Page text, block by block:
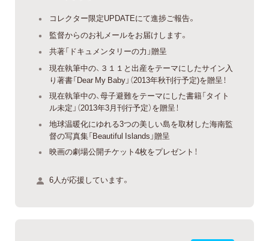
コレクター限定UPDATEにて進捗ご報告。
監督からのお礼メールをお届けします。
共著「ドキュメンタリーの力」贈呈
現在執筆中の、３１１と出産をテーマにしたサイン入
り著書「Dear My Baby」（2013年秋刊行予定)を贈呈！
現在執筆中の、母子避難をテーマにした書籍「タイト
ル未定」（2013年3月刊行予定）を贈呈！
地球温暖化にゆれる3つの美しい島を取材した海南監
督の写真集「Beautiful Islands」贈呈
映画の劇場公開チケット4枚をプレゼント！
6人が応援しています。